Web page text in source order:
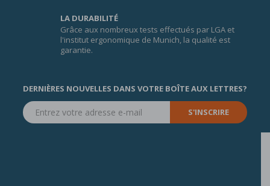
LA DURABILITÉ
Grâce aux nombreux tests effectués par LGA et
l'institut ergonomique de Munich, la qualité est
garantie.
DERNIÈRES NOUVELLES DANS VOTRE BOÎTE AUX LETTRES?
S'INSCRIRE